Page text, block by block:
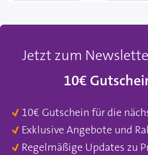
Jetzt zum
10€
10€ Gutschein für die
Exklusive Angebote und
Regelmäßige Updates zu